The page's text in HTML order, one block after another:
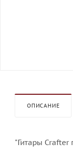
ОПИСАНИЕ
"Гитары